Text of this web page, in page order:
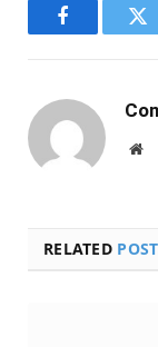
Facebook
RELATED